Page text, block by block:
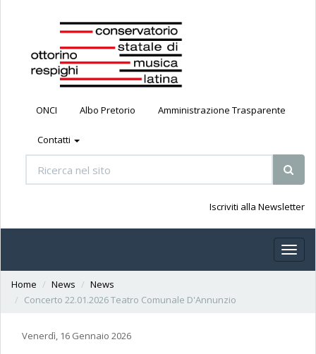
ONCI Albo Pretorio Amministrazione Trasparente
Contatti
Iscriviti alla Newsletter
Toggle
Home
News
News
Concerto 22.01.2026 Teatro Comunale D'Annunzio
Venerdì, 16 Gennaio 2026